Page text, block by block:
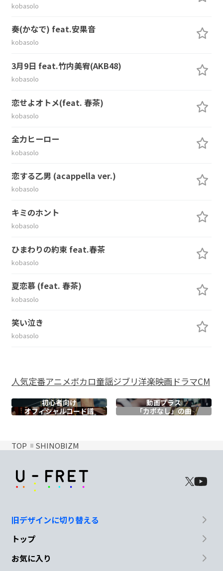
kobasolo
奏(かなで) feat.安果音
kobasolo
3月9日 feat.竹内美宥(AKB48)
kobasolo
恋せよオトメ(feat. 春茶)
kobasolo
全力ヒーロー
kobasolo
恋する乙男 (acappella ver.)
kobasolo
キミのホント
kobasolo
ひまわりの約束 feat.春茶
kobasolo
夏恋慕 (feat. 春茶)
kobasolo
笑い泣き
kobasolo
人気定番アニメボカロ童謡ジブリ洋楽映画ドラマCM
初心者向け
動画プラス
オフィシャルコード譜 「カポなし」の曲
TOP SHINOBIZM
旧デザインに切り替える
トップ
お気に入り